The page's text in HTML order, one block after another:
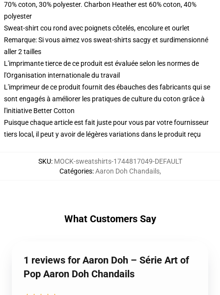
70% coton, 30% polyester. Charbon Heather est 60% coton, 40%
polyester
Sweat-shirt cou rond avec poignets côtelés, encolure et ourlet
Remarque: Si vous aimez vos sweat-shirts sacgy et surdimensionné
aller 2 tailles
L'imprimante tierce de ce produit est évaluée selon les normes de
l'Organisation internationale du travail
L'imprimeur de ce produit fournit des ébauches des fabricants qui se
sont engagés à améliorer les pratiques de culture du coton grâce à
l'initiative Better Cotton
Puisque chaque article est fait juste pour vous par votre fournisseur
tiers local, il peut y avoir de légères variations dans le produit reçu
SKU: MOCK-sweatshirts-1744817049-DEFAULT
Catégories:Aaron Doh Chandails,
What Customers Say
1 reviews for Aaron Doh – Série Art of
Pop Aaron Doh Chandails